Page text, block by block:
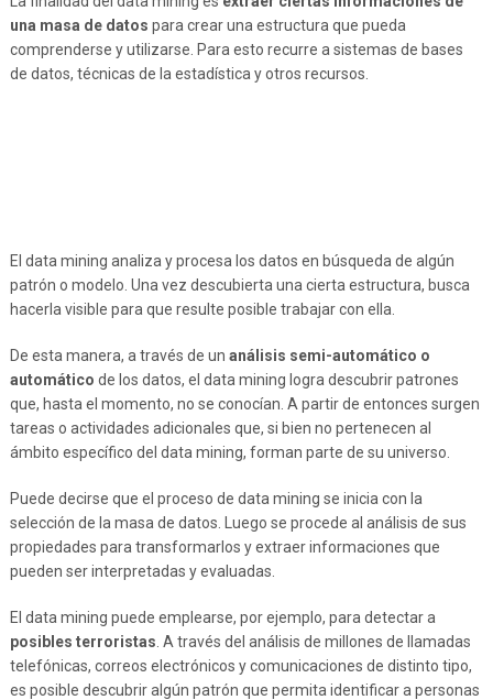
una masa de datos para crear una estructura que pueda
comprenderse y utilizarse. Para esto recurre a sistemas de bases
de datos, técnicas de la estadística y otros recursos.
El data mining analiza y procesa los datos en búsqueda de algún
patrón o modelo. Una vez descubierta una cierta estructura, busca
hacerla visible para que resulte posible trabajar con ella.
De esta manera, a través de un análisis semi-automático o
automático de los datos, el data mining logra descubrir patrones
que, hasta el momento, no se conocían. A partir de entonces surgen
tareas o actividades adicionales que, si bien no pertenecen al
ámbito específico del data mining, forman parte de su universo.
Puede decirse que el proceso de data mining se inicia con la
selección de la masa de datos. Luego se procede al análisis de sus
propiedades para transformarlos y extraer informaciones que
pueden ser interpretadas y evaluadas.
El data mining puede emplearse, por ejemplo, para detectar a
posibles terroristas . A través del análisis de millones de llamadas
telefónicas, correos electrónicos y comunicaciones de distinto tipo,
es posible descubrir algún patrón que permita identificar a personas